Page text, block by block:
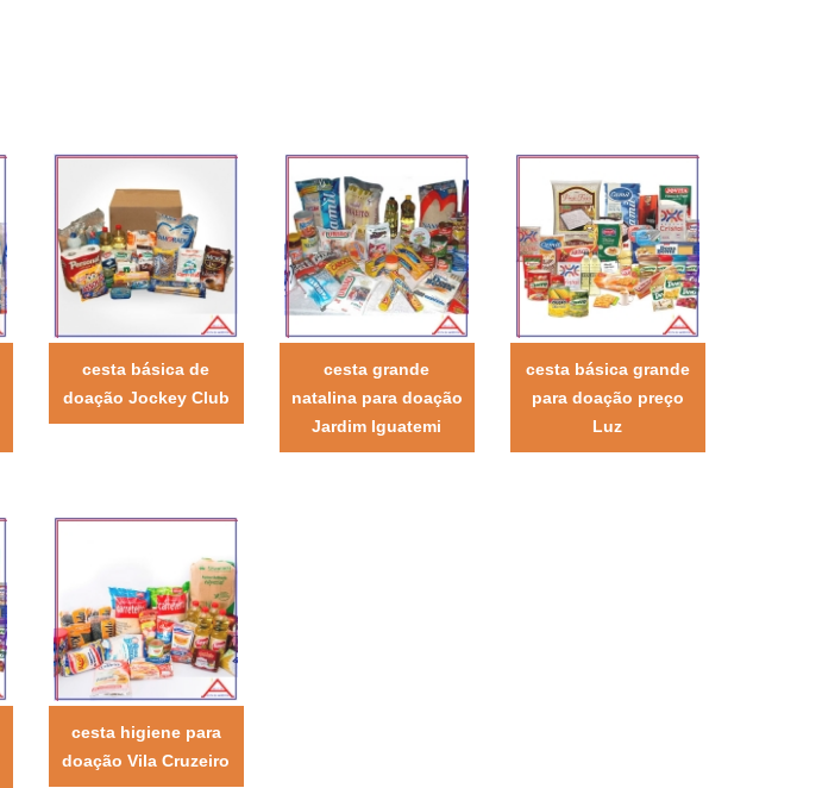
cesta básica de
doação Jockey Club
cesta grande
natalina para doação
Jardim Iguatemi
cesta básica grande
para doação preço
Luz
cesta higiene para
doação Vila Cruzeiro